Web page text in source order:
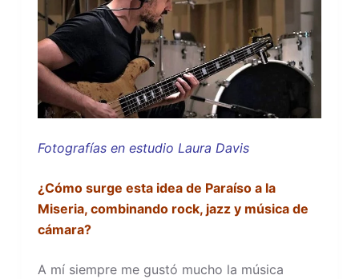
Fotografías en estudio Laura Davis
¿Cómo surge esta idea de Paraíso a la
Miseria, combinando rock, jazz y música de
cámara?
A mí siempre me gustó mucho la música